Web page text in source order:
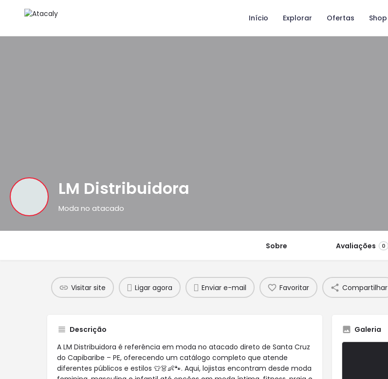
Início Explorar Ofertas Shop
LM Distribuidora
Moda no atacado
Sobre Avaliações 0
Visitar site Ligar agora Enviar e-mail Favoritar Compartilhar
Descrição
A LM Distribuidora é referência em moda no atacado direto de Santa Cruz
do Capibaribe – PE, oferecendo um catálogo completo que atende
diferentes públicos e estilos 👕👗👶🐾. Aqui, lojistas encontram desde moda
Galeria